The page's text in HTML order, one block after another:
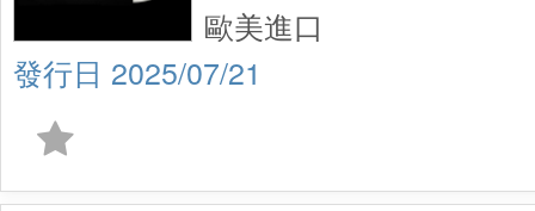
2025/07/21
歐美進口